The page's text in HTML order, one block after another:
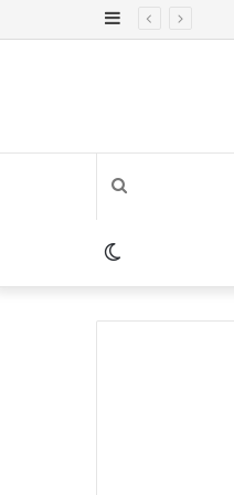
إضافة
بحث
عنالوضع
المظلم